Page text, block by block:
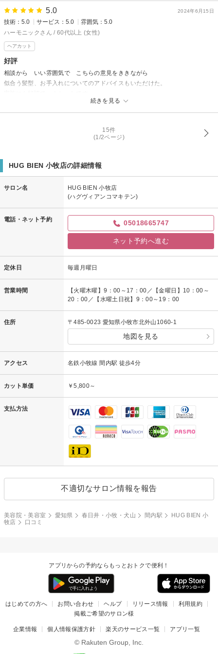
2024年6月15日
5.0
技術：5.0 サービス：5.0
雰囲気：5.0
ハーモニックさん / 60代以上 (女性)
ヘアカット
好評
続きを見る
相談から いい雰囲気で こちらの意見をききながら
似合う髪型、お手入れについてのアドバイスもいただけた。
15件
(1/2ページ)
HUG BIEN 小牧店の詳細情報
サロン名
HUG BIEN 小牧店
(ハグヴィアンコマキテン)
電話・ネット予約 05018665747
ネット予約へ進む
定休日 毎週月曜日
営業時間
【火曜木曜】9：00～17：00／【金曜日】10：00～
20：00／【水曜土日祝】9：00～19：00
住所 〒485-0023 愛知県小牧市北外山1060-1
地図を見る
アクセス 名鉄小牧線 間内駅 徒歩4分
カット単価 ￥5,800～
支払方法
不適切なサロン情報を報告
美容院・美容室 愛知県 春日井・小牧・犬山 間内駅
HUG BIEN 小
牧店
口コミ
アプリからの予約ならもっとおトクで便利！
はじめての方へ お問い合わせ ヘルプ リリース情報
利用規約
掲載ご希望のサロン様
企業情報 個人情報保護方針 楽天のサービス一覧 アプリ一覧
© Rakuten Group, Inc.